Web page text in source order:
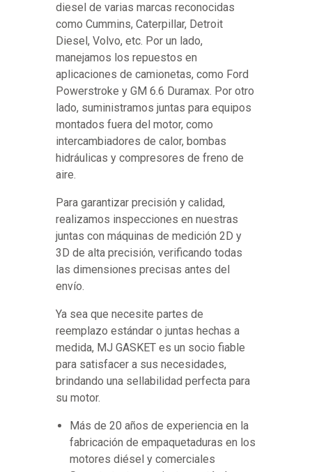
diesel de varias marcas reconocidas
como Cummins, Caterpillar, Detroit
Diesel, Volvo, etc. Por un lado,
manejamos los repuestos en
aplicaciones de camionetas, como Ford
Powerstroke y GM 6.6 Duramax. Por otro
lado, suministramos juntas para equipos
montados fuera del motor, como
intercambiadores de calor, bombas
hidráulicas y compresores de freno de
aire.
Para garantizar precisión y calidad,
realizamos inspecciones en nuestras
juntas con máquinas de medición 2D y
3D de alta precisión, verificando todas
las dimensiones precisas antes del
envío.
Ya sea que necesite partes de
reemplazo estándar o juntas hechas a
medida, MJ GASKET es un socio fiable
para satisfacer a sus necesidades,
brindando una sellabilidad perfecta para
su motor.
Más de 20 años de experiencia en la
fabricación de empaquetaduras en los
motores diésel y comerciales